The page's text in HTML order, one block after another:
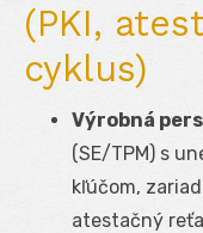
(PKI,
cyklus)
Výrobná
(SE/TPM) s
kľúčom,
atestačný